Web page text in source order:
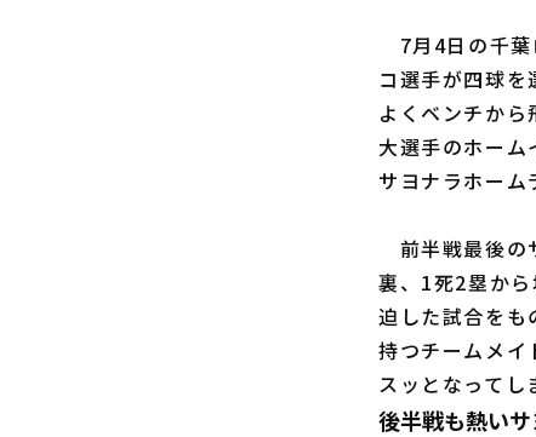
7月4日の千葉
コ選手が四球
よくベンチか
大選手のホーム
サヨナラホーム
前半戦最後の
裏、1死2塁か
迫した試合をも
持つチームメイ
スッとなってし
後半戦も熱い